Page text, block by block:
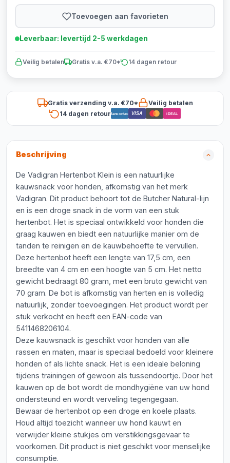
Toevoegen aan favorieten
Leverbaar: levertijd 2-5 werkdagen
Veilig betalen Gratis v.a. €70* 14 dagen retour
Gratis verzending v.a. €70*
Veilig betalen
14 dagen retourBancontact VISA iDEAL
Beschrijving
De Vadigran Hertenbot Klein is een natuurlijke
kauwsnack voor honden, afkomstig van het merk
Vadigran. Dit product behoort tot de Butcher Natural-lijn
en is een droge snack in de vorm van een stuk
hertenbot. Het is speciaal ontwikkeld voor honden die
graag kauwen en biedt een natuurlijke manier om de
tanden te reinigen en de kauwbehoefte te vervullen.
Deze hertenbot heeft een lengte van 17,5 cm, een
breedte van 4 cm en een hoogte van 5 cm. Het netto
gewicht bedraagt 80 gram, met een bruto gewicht van
70 gram. De bot is afkomstig van herten en is volledig
natuurlijk, zonder toevoegingen. Het product wordt per
stuk verkocht en heeft een EAN-code van
5411468206104.
Deze kauwsnack is geschikt voor honden van alle
rassen en maten, maar is speciaal bedoeld voor kleinere
honden of als lichte snack. Het is een ideale beloning
tijdens trainingen of gewoon als tussendoortje. Door het
kauwen op de bot wordt de mondhygiëne van uw hond
ondersteund en wordt verveling tegengegaan.
Bewaar de hertenbot op een droge en koele plaats.
Houd altijd toezicht wanneer uw hond kauwt en
verwijder kleine stukjes om verstikkingsgevaar te
voorkomen. Dit product is niet geschikt voor menselijke
consumptie.